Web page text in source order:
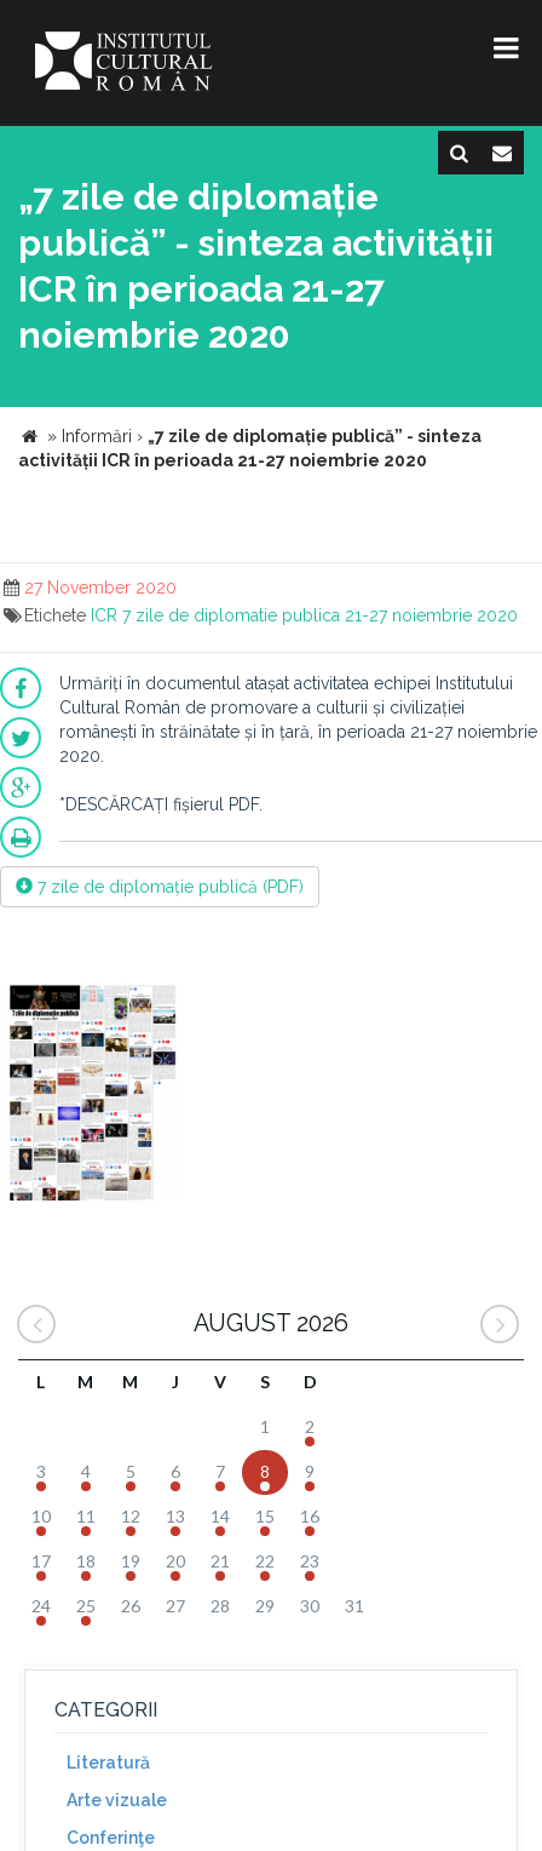
„7 zile de diplomație
publică” - sinteza activității
ICR în perioada 21-27
noiembrie 2020
» Informări › „7 zile de diplomație publică” - sinteza
activității ICR în perioada 21-27 noiembrie 2020
27 November 2020
Etichete ICR 7 zile de diplomatie publica 21-27 noiembrie 2020
Urmăriți în documentul atașat activitatea echipei Institutului
Cultural Român de promovare a culturii și civilizației
românești în străinătate și în țară, în perioada 21-27 noiembrie
2020.
*DESCĂRCAȚI fișierul PDF.
7 zile de diplomație publică (PDF)
AUGUST 2026
L M M J V S D
1 2
3 4 5 6 7 8 9
10 11 12 13 14 15 16
17 18 19 20 21 22 23
24 25 26 27 28 29 30 31
CATEGORII
Literatură
Arte vizuale
Conferinţe